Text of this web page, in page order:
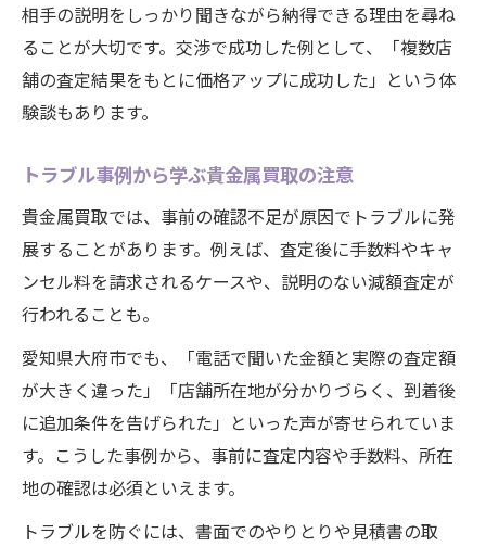
相手の説明をしっかり聞きながら納得できる理由を尋ね
ることが大切です。交渉で成功した例として、「複数店
舗の査定結果をもとに価格アップに成功した」という体
験談もあります。
トラブル事例から学ぶ貴金属買取の注意
貴金属買取では、事前の確認不足が原因でトラブルに発
展することがあります。例えば、査定後に手数料やキャ
ンセル料を請求されるケースや、説明のない減額査定が
行われることも。
愛知県大府市でも、「電話で聞いた金額と実際の査定額
が大きく違った」「店舗所在地が分かりづらく、到着後
に追加条件を告げられた」といった声が寄せられていま
す。こうした事例から、事前に査定内容や手数料、所在
地の確認は必須といえます。
トラブルを防ぐには、書面でのやりとりや見積書の取